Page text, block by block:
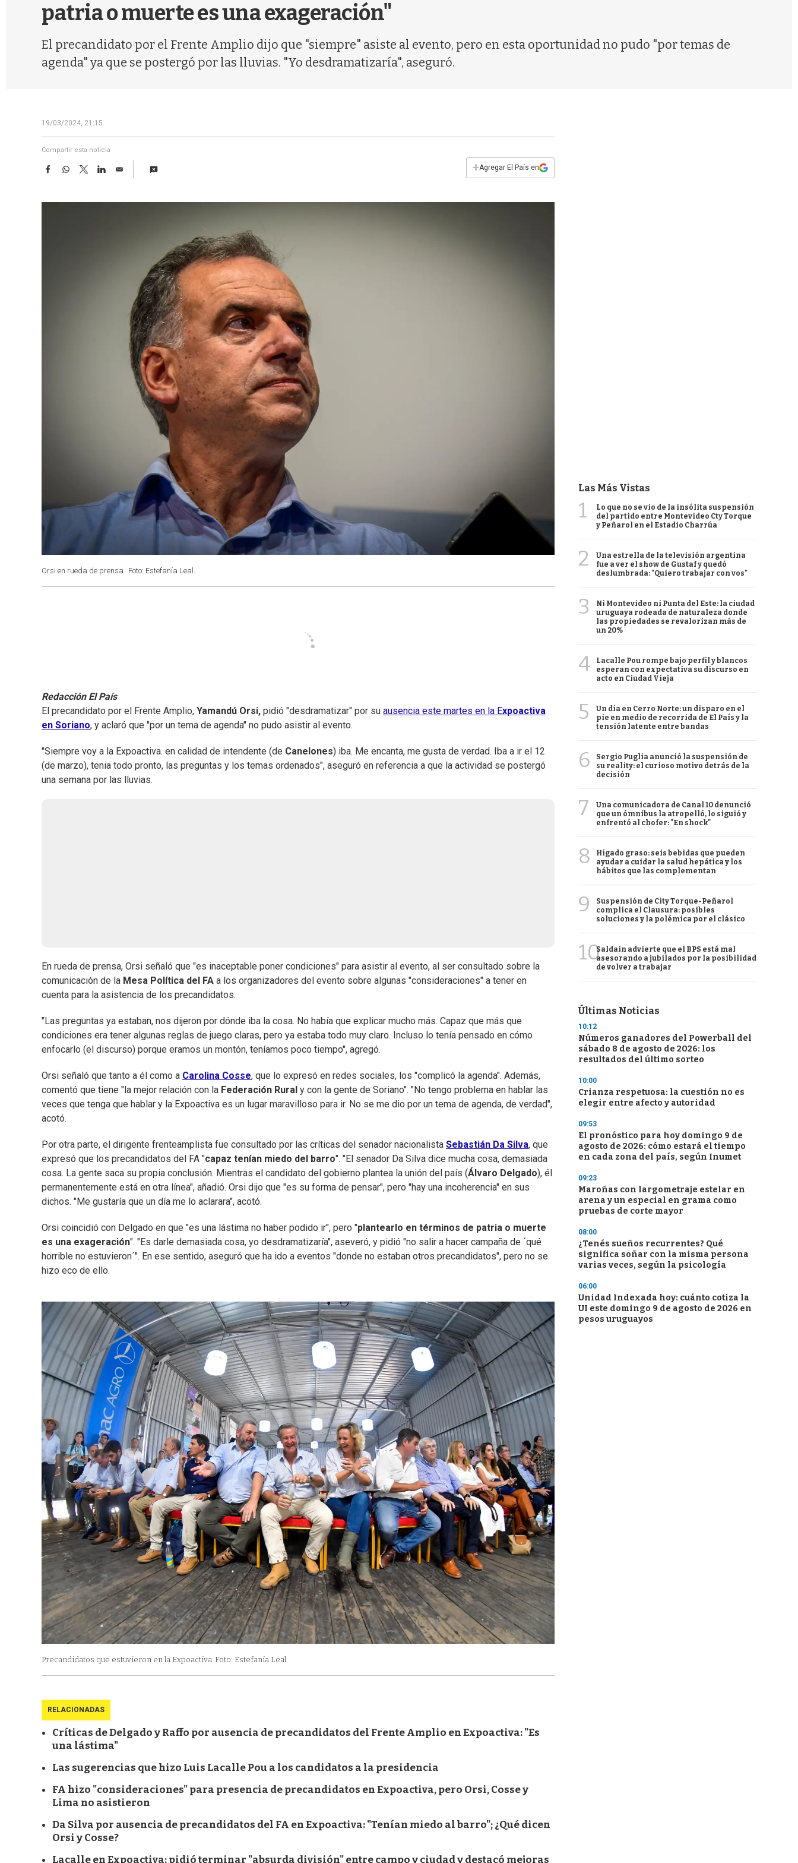
patria o muerte es una exageración"
El precandidato por el Frente Amplio dijo que "siempre" asiste al evento, pero en esta oportunidad no pudo "por temas de
agenda" ya que se postergó por las lluvias. "Yo desdramatizaría", aseguró.
19/03/2024, 21:15
Compartir esta noticia
F
e
W
t
T
w
t
L
k
E
i
+Agregar El País en
Orsi en rueda de prensa. Foto: Estefanía Leal.
Redacción El País
El precandidato por el Frente Amplio, Yamandú Orsi, pidió "desdramatizar" por su ausencia este martes en la Expoactiva
en Soriano, y aclaró que "por un tema de agenda" no pudo asistir al evento.
"Siempre voy a la Expoactiva. en calidad de intendente (de Canelones) iba. Me encanta, me gusta de verdad. Iba a ir el 12
(de marzo), tenia todo pronto, las preguntas y los temas ordenados", aseguró en referencia a que la actividad se postergó
una semana por las lluvias.
En rueda de prensa, Orsi señaló que "es inaceptable poner condiciones" para asistir al evento, al ser consultado sobre la
comunicación de la Mesa Política del FA a los organizadores del evento sobre algunas "consideraciones" a tener en
cuenta para la asistencia de los precandidatos.
"Las preguntas ya estaban, nos dijeron por dónde iba la cosa. No había que explicar mucho más. Capaz que más que
condiciones era tener algunas reglas de juego claras, pero ya estaba todo muy claro. Incluso lo tenía pensado en cómo
enfocarlo (el discurso) porque eramos un montón, teníamos poco tiempo", agregó.
Orsi señaló que tanto a él como a Carolina Cosse, que lo expresó en redes sociales, los "complicó la agenda". Además,
comentó que tiene "la mejor relación con la Federación Rural y con la gente de Soriano". "No tengo problema en hablar las
veces que tenga que hablar y la Expoactiva es un lugar maravilloso para ir. No se me dio por un tema de agenda, de verdad",
acotó.
Por otra parte, el dirigente frenteamplista fue consultado por las críticas del senador nacionalista Sebastián Da Silva, que
expresó que los precandidatos del FA "capaz tenían miedo del barro". "El senador Da Silva dice mucha cosa, demasiada
cosa. La gente saca su propia conclusión. Mientras el candidato del gobierno plantea la unión del país (Álvaro Delgado), él
permanentemente está en otra línea", añadió. Orsi dijo que "es su forma de pensar", pero "hay una incoherencia" en sus
dichos. "Me gustaría que un día me lo aclarara", acotó.
Orsi coincidió con Delgado en que "es una lástima no haber podido ir", pero "plantearlo en términos de patria o muerte
es una exageración". "Es darle demasiada cosa, yo desdramatizaría", aseveró, y pidió "no salir a hacer campaña de ´qué
horrible no estuvieron´". En ese sentido, aseguró que ha ido a eventos "donde no estaban otros precandidatos", pero no se
hizo eco de ello.
Precandidatos que estuvieron en la Expoactiva Foto: Estefanía Leal
RELACIONADAS
Críticas de Delgado y Raffo por ausencia de precandidatos del Frente Amplio en Expoactiva: "Es
una lástima"
Las sugerencias que hizo Luis Lacalle Pou a los candidatos a la presidencia
FA hizo "consideraciones" para presencia de precandidatos en Expoactiva, pero Orsi, Cosse y
Lima no asistieron
Da Silva por ausencia de precandidatos del FA en Expoactiva: "Tenían miedo al barro"; ¿Qué dicen
Orsi y Cosse?
Lacalle en Expoactiva: pidió terminar "absurda división" entre campo y ciudad y destacó mejoras
Las Más Vistas
1
Lo que no se vio de la insólita suspensión
del partido entre Montevideo Cty Torque
y Peñarol en el Estadio Charrúa
2
Una estrella de la televisión argentina
fue a ver el show de Gustaf y quedó
deslumbrada: "Quiero trabajar con vos"
3
Ni Montevideo ni Punta del Este: la ciudad
uruguaya rodeada de naturaleza donde
las propiedades se revalorizan más de
un 20%
4
Lacalle Pou rompe bajo perfil y blancos
esperan con expectativa su discurso en
acto en Ciudad Vieja
5
Un día en Cerro Norte: un disparo en el
pie en medio de recorrida de El País y la
tensión latente entre bandas
6
Sergio Puglia anunció la suspensión de
su reality: el curioso motivo detrás de la
decisión
7
Una comunicadora de Canal 10 denunció
que un ómnibus la atropelló, lo siguió y
enfrentó al chofer: "En shock"
8
Hígado graso: seis bebidas que pueden
ayudar a cuidar la salud hepática y los
hábitos que las complementan
9
Suspensión de City Torque-Peñarol
complica el Clausura: posibles
soluciones y la polémica por el clásico
10Saldain advierte que el BPS está mal
asesorando a jubilados por la posibilidad
de volver a trabajar
Últimas Noticias
10:12
Números ganadores del Powerball del
sábado 8 de agosto de 2026: los
resultados del último sorteo
10:00
Crianza respetuosa: la cuestión no es
elegir entre afecto y autoridad
09:53
El pronóstico para hoy domingo 9 de
agosto de 2026: cómo estará el tiempo
en cada zona del país, según Inumet
09:23
Maroñas con largometraje estelar en
arena y un especial en grama como
pruebas de corte mayor
08:00
¿Tenés sueños recurrentes? Qué
significa soñar con la misma persona
varias veces, según la psicología
06:00
Unidad Indexada hoy: cuánto cotiza la
UI este domingo 9 de agosto de 2026 en
pesos uruguayos